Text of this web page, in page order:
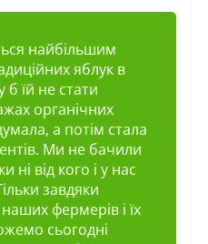
найбільшим
яблук в
б їй не стати
органічних
а потім стала
Ми не бачили
ні від кого і у нас
завдяки
фермерів і їх
сьогодні